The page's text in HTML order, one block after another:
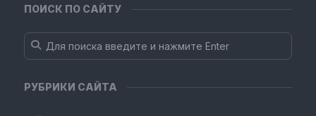
ПОИСК ПО САЙТУ
РУБРИКИ САЙТА